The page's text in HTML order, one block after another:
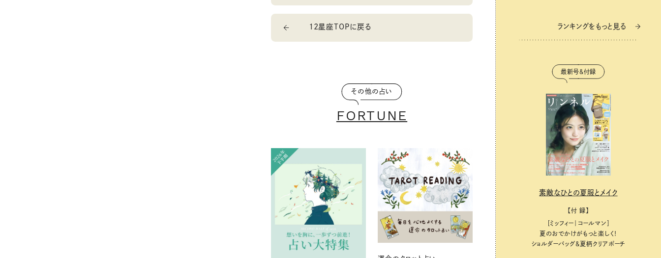
12星座TOPに戻る
その他の占い
FORTUNE
ランキングをもっと見る
最新号＆付録
素敵なひとの夏服とメイク
【付 録】
［ミッフィー｜コールマン］
夏のおでかけがもっと楽しく！
ショルダーバッグ&夏柄クリアポーチ